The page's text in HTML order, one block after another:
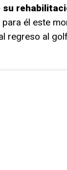
él este
regreso al